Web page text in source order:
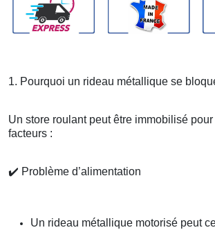
1. Pourquoi un rideau métallique se
Un store roulant peut être immobilisé
facteurs :
✔️ Problème d’alimentation
Un rideau métallique motorisé peut